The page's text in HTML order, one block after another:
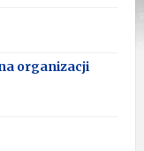
organizacji